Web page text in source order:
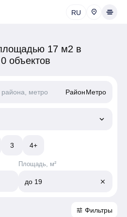
RU
17 м2 в
объектов
РайонМетро
keyboard_arrow_down
3 4+
Площадь, м²
до 19 close
tune Фильтры